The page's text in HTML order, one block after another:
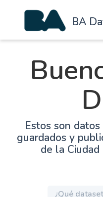
BA
Estos son
guardados y
de la